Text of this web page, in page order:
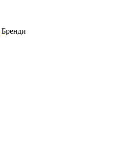
Бренди